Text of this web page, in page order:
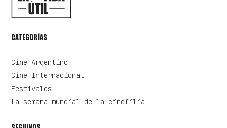
CATEGORÍAS
Cine Argentino
Cine Internacional
Festivales
La semana mundial de la cinefilia